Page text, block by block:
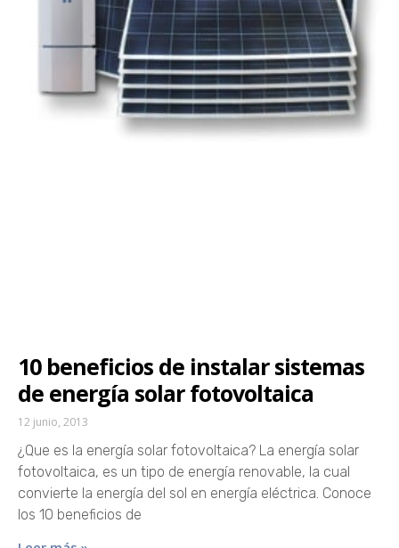
10 beneficios de instalar sistemas
de energía solar fotovoltaica
12 junio, 2013
¿Que es la energía solar fotovoltaica? La energía solar
fotovoltaica, es un tipo de energía renovable, la cual
convierte la energía del sol en energía eléctrica. Conoce
los 10 beneficios de